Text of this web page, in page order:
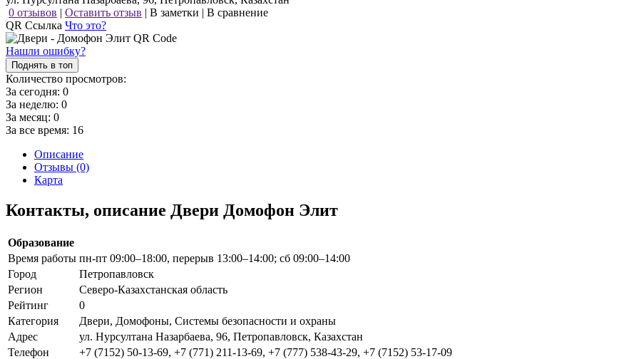
0 отзывов | Оставить отзыв | В заметки | В сравнение
QR Ссылка Что это?
Нашли ошибку?
Поднять в топ
Количество просмотров:
За сегодня: 0
За неделю: 0
За месяц: 0
За все время: 16
Описание
Отзывы (0)
Карта
Контакты, описание Двери Домофон Элит
Образование
Время работы пн-пт 09:00–18:00, перерыв 13:00–14:00; сб 09:00–14:00
Город
Петропавловск
Регион
Северо-Казахстанская область
Рейтинг
0
Категория
Двери, Домофоны, Системы безопасности и охраны
Адрес
ул. Нурсултана Назарбаева, 96, Петропавловск, Казахстан
Телефон
+7 (7152) 50-13-69, +7 (771) 211-13-69, +7 (777) 538-43-29, +7 (7152) 53-17-09